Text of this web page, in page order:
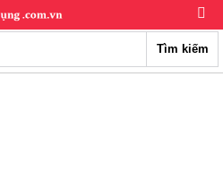
Tìm kiếm